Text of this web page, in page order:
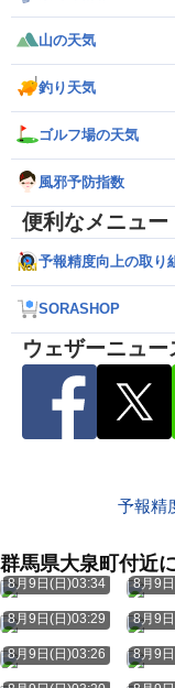
山の天気
釣り天気
ゴルフ場の天気
風邪予防指数
便利なメニュー
予報精度向上の取り
SORASHOP
ウェザーニュ
予報精
群馬県大泉町付近
8月9日(日)03:34 8月9
8月9日(日)03:29 8月9
8月9日(日)03:26 8月9